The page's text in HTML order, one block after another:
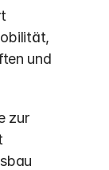
und
zur